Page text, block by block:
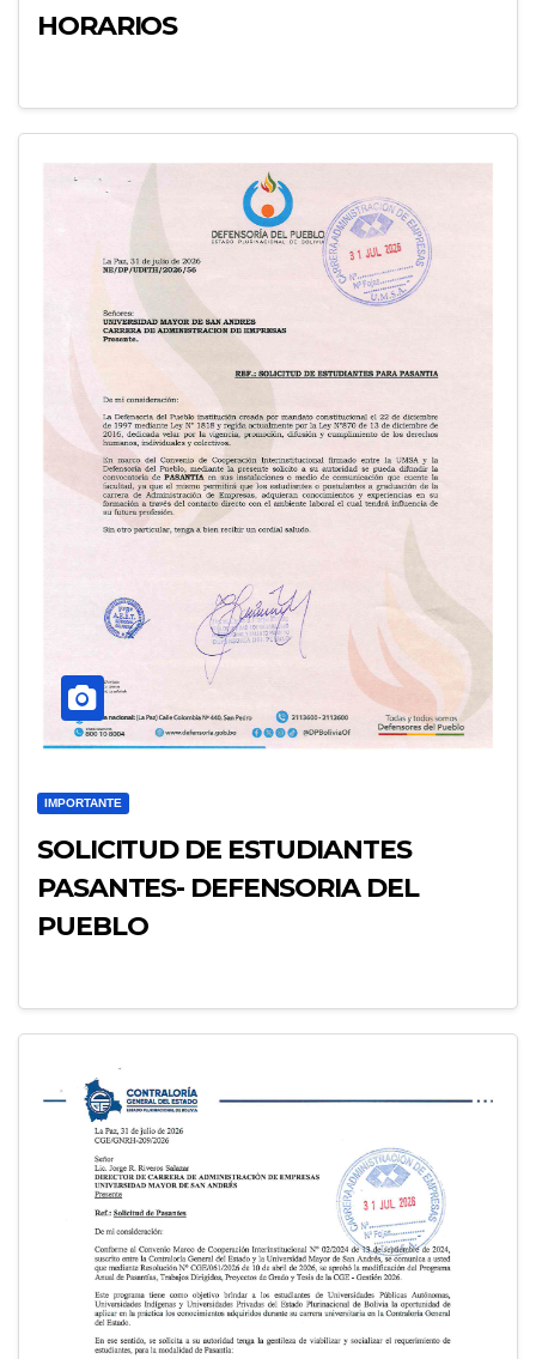
HORARIOS
IMPORTANTE
SOLICITUD DE ESTUDIANTES
PASANTES- DEFENSORIA DEL
PUEBLO